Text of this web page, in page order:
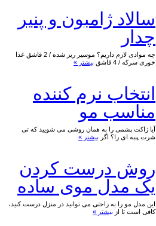
سالاد ژامبون و پنیر
چدار
چه موادی لازم داریم؟ موسیر ریز شده / 2 قاشق غذا
خوری سرکه / 4 قاشق
بیشتر »
انتخاب نرم کننده
مناسب مو
آیا ژاکت پشمی را به همان روشی می شویید که تی
شرت پنبه ای را؟ اگر بیشتر »
روش درست کردن
یک مدل موی ساده
این مدل مو را به راحتی می توانید در منزل درست کنید،
کافی است تا از بیشتر »